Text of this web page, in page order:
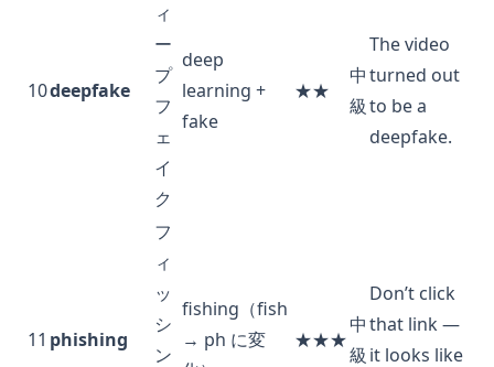
10deepfake
ィ
ー
プ
フ
ェ
イ
ク
deep
learning +
fake
★★
中
級
The video
turned out
to be a
deepfake.
11 phishing
フ
ィ
ッ
シ
ン
fishing（fish
→ ph に変
★★★
中
級
Don’t click
that link —
it looks like